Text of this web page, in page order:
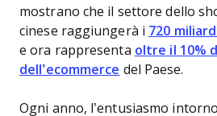
mostrano che il settore dello
cinese raggiungerà i 720
e ora rappresenta oltre il 10%
dell’ecommerce del Paese.
Ogni anno, l’entusiasmo